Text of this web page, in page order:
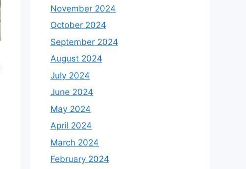
November 2024
October 2024
September 2024
August 2024
July 2024
June 2024
May 2024
April 2024
March 2024
February 2024